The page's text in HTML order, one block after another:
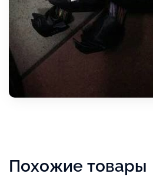
Похожие товары